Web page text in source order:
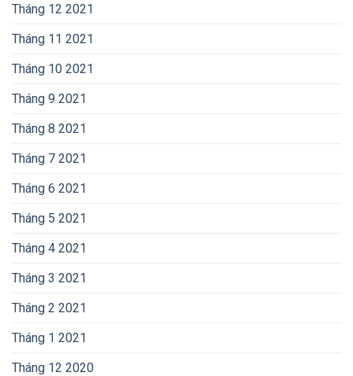
Tháng 12 2021
Tháng 11 2021
Tháng 10 2021
Tháng 9 2021
Tháng 8 2021
Tháng 7 2021
Tháng 6 2021
Tháng 5 2021
Tháng 4 2021
Tháng 3 2021
Tháng 2 2021
Tháng 1 2021
Tháng 12 2020